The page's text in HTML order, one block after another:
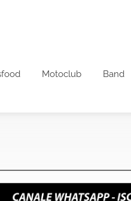
Motoclub Band